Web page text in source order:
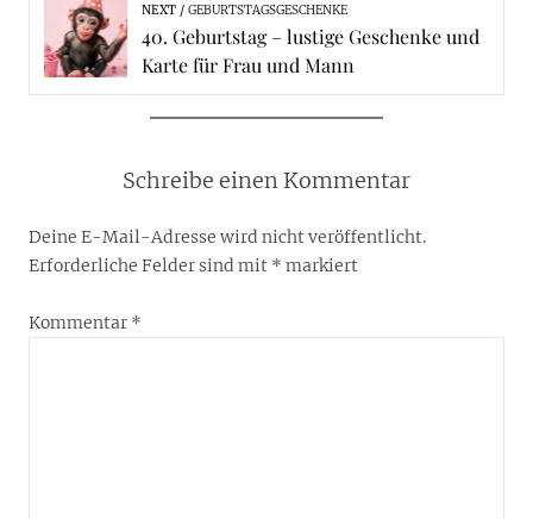
NEXT GEBURTSTAGSGESCHENKE
40. Geburtstag – lustige Geschenke und
Karte für Frau und Mann
Schreibe einen Kommentar
Deine E-Mail-Adresse wird nicht veröffentlicht.
Erforderliche Felder sind mit * markiert
Kommentar *